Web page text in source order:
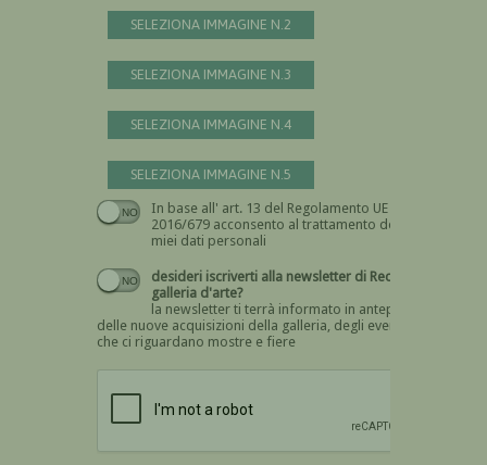
SELEZIONA IMMAGINE N.2
SELEZIONA IMMAGINE N.3
SELEZIONA IMMAGINE N.4
SELEZIONA IMMAGINE N.5
In base all' art. 13 del Regolamento UE n.
2016/679 acconsento al trattamento dei
miei dati personali
Devi dare il consenso
desideri iscriverti alla newsletter di Recta
galleria d'arte?
la newsletter ti terrà informato in anteprima
delle nuove acquisizioni della galleria, degli eventi
che ci riguardano mostre e fiere